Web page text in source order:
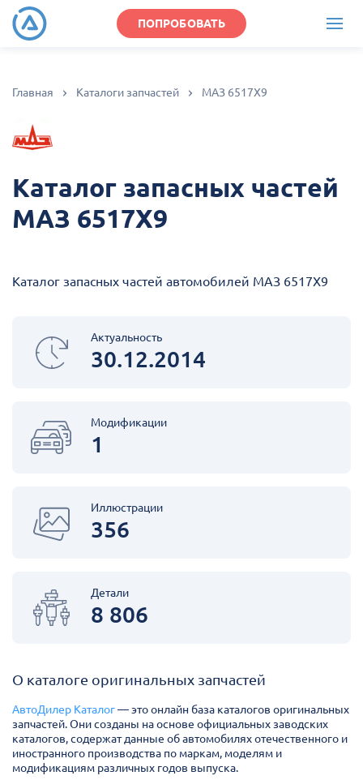
ПОПРОБОВАТЬ
Главная Каталоги запчастей МАЗ 6517X9
Каталог запасных частей
МАЗ 6517X9
Каталог запасных частей автомобилей МАЗ 6517X9
Актуальность
30.12.2014
Модификации
1
Иллюстрации
356
Детали
8 806
О каталоге оригинальных запчастей
АвтоДилер Каталог— это онлайн база каталогов оригинальных
запчастей. Они созданы на основе официальных заводских
каталогов, содержат данные об автомобилях отечественного и
иностранного производства по маркам, моделям и
модификациям различных годов выпуска.